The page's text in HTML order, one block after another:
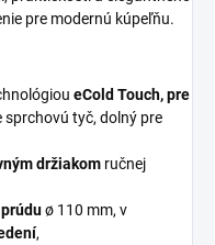
pre modernú kúpeľňu.
eCold Touch, pre
sprchovú tyč, dolný pre
držiakom ručnej
ø 110 mm, v
,